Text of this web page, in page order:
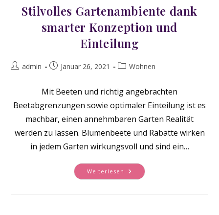
Stilvolles Gartenambiente dank
smarter Konzeption und
Einteilung
Beitrags-
admin
BeitragJanuar 26, 2021
Beitrags-
Wohnen
Mit Beeten und richtig angebrachten
Beetabgrenzungen sowie optimaler Einteilung ist es
machbar, einen annehmbaren Garten Realität
werden zu lassen. Blumenbeete und Rabatte wirken
in jedem Garten wirkungsvoll und sind ein…
Weiterlesen Stilvolles
Gartenambiente